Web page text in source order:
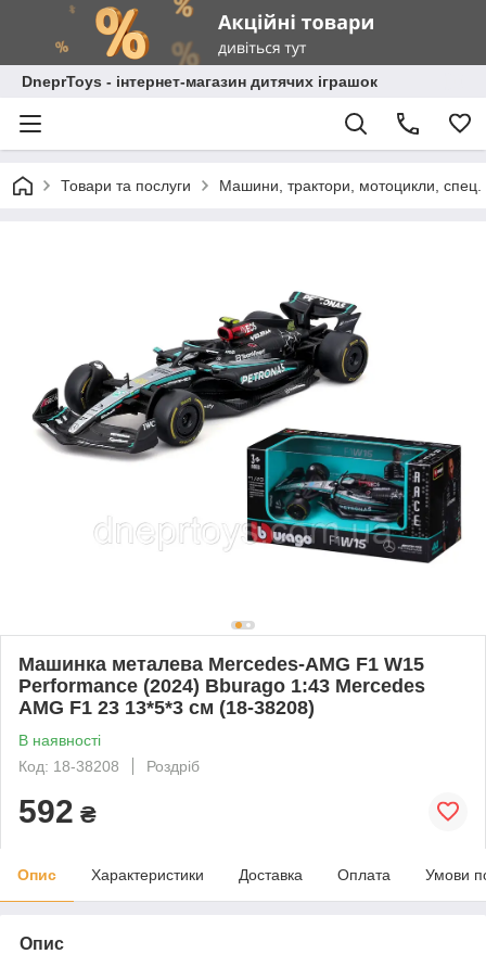
DneprToys - інтернет-магазин дитячих іграшок
Товари та послуги Машини, трактори, мотоцикли, спец.
Машинка металева Mercedes-AMG F1 W15
Performance (2024) Bburago 1:43 Mercedes
AMG F1 23 13*5*3 см (18-38208)
В наявності
Код: 18-38208
Роздріб
592 ₴
Опис Характеристики Доставка Оплата Умови
Опис